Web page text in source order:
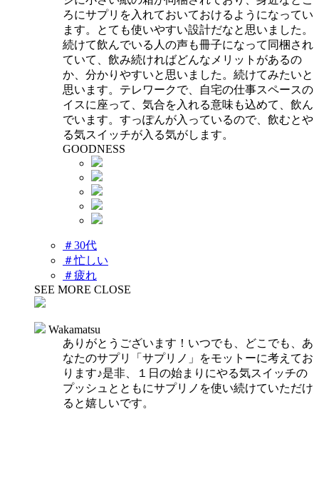
ろにサプリを入れておいておけるようになってい
ます。とても使いやすい設計だなと思いました。
続けて飲んでいる人の声も冊子になって同梱され
ていて、飲み続ければどんなメリットがあるの
か、分かりやすいと思いました。続けてみたいと
思います。テレワークで、自宅の仕事スペースの
イスに座って、気合を入れる意味も込めて、飲ん
でいます。すっぽんが入っているので、飲むとや
る気スイッチが入る気がします。
GOODNESS
＃30代
＃忙しい
＃疲れ
SEE MORE CLOSE
Wakamatsu
ありがとうございます！いつでも、どこでも、あ
なたのサプリ「サプリノ」をモットーに考えてお
ります♪是非、１日の始まりにやる気スイッチの
プッシュとともにサプリノを使い続けていただけ
ると嬉しいです。